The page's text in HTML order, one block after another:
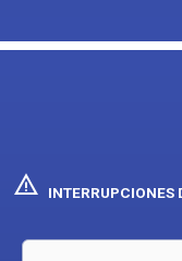
warning INTERRUPCIONES